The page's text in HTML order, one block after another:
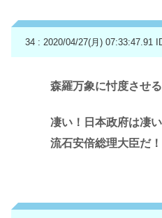
34 : 2020/04/27(月) 07:33:47.91
森羅万象に忖度させ
凄い！日本政府は凄い
流石安倍総理大臣だ！